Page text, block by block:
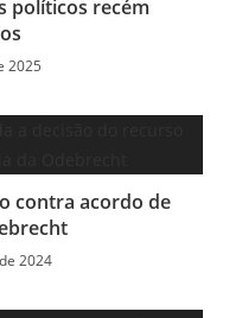
políticos recém
2025
contra acordo de
2024